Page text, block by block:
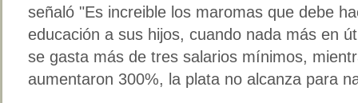
señaló "Es increible los maromas que debe
educación a sus hijos, cuando nada más en
se gasta más de tres salarios mínimos,
aumentaron 300%, la plata no alcanza para